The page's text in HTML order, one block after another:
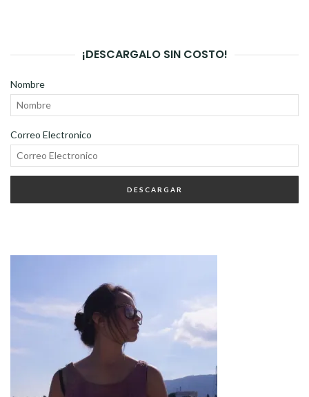
¡DESCARGALO SIN COSTO!
Nombre
Correo Electronico